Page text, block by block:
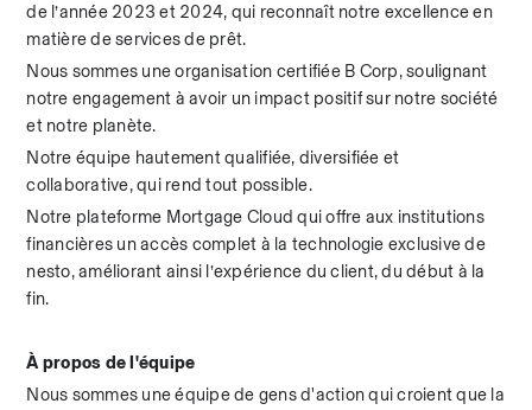
de l’année 2023 et 2024, qui reconnaît notre excellence en
matière de services de prêt.
Nous sommes une organisation certifiée B Corp, soulignant
notre engagement à avoir un impact positif sur notre société
et notre planète.
Notre équipe hautement qualifiée, diversifiée et
collaborative, qui rend tout possible.
Notre plateforme Mortgage Cloud qui offre aux institutions
financières un accès complet à la technologie exclusive de
nesto, améliorant ainsi l’expérience du client, du début à la
fin.
À propos de l'équipe
Nous sommes une équipe de gens d'action qui croient que la